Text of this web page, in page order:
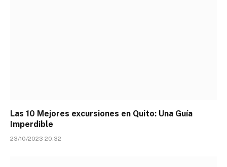
Las 10 Mejores excursiones en Quito: Una Guía
Imperdible
23/10/2023 20:32